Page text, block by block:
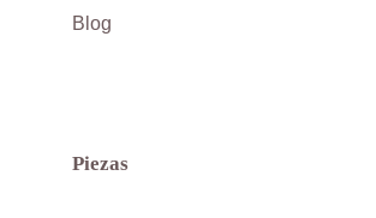
Blog
Piezas